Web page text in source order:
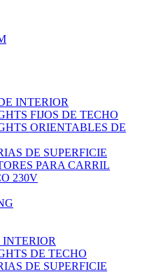
INTERIOR
FIJOS DE TECHO
ORIENTABLES DE
DE SUPERFICIE
PARA CARRIL
230V
DE TECHO
DE SUPERFICIE